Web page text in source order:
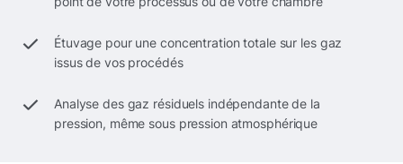
Étuvage pour une concentration totale sur les gaz
issus de vos procédés
Analyse des gaz résiduels indépendante de la
pression, même sous pression atmosphérique